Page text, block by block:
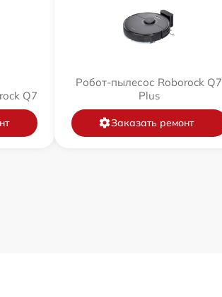
Q7
Робот-пылесос Roborock Q7
Plus
Заказать ремонт